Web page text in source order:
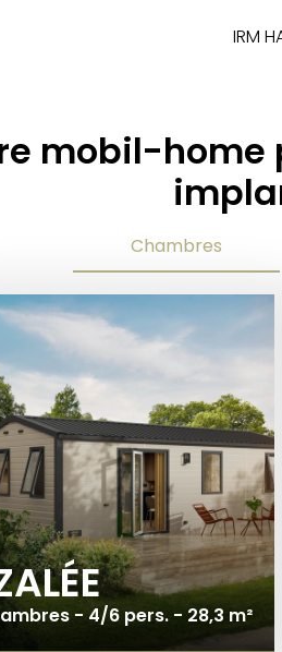
IRM
mobil-
Chambres
- 4/6 pers. - 28,3 m²